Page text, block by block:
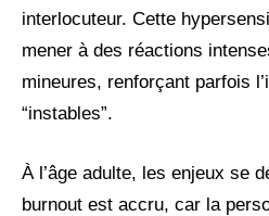
interlocuteur. Cette
mener à des réactions
mineures, renforçant parfois
“instables”.
À l’âge adulte, les enjeux se
burnout est accru, car la